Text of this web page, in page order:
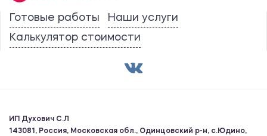
Готовые работы
Наши услуги
Калькулятор стоимости
ИП Духович С.Л
143081, Россия, Московская обл., Одинцовский р-н, с.Юдино,